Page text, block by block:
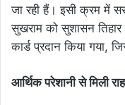
जा रही हैं। इसी क्रम में
सुखराम को सुशासन तिहार
कार्ड प्रदान किया गया,
आर्थिक परेशानी से मिली